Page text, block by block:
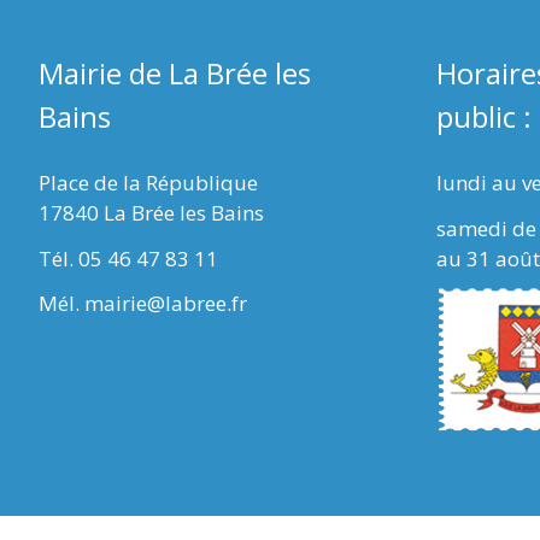
Mairie de La Brée les
Bains
Place de la République
17840 La Brée les Bains
Tél. 05 46 47 83 11
Mél. mairie@labree.fr
public :
lundi au
samedi
au 31